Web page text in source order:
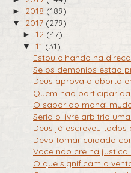
► 2018 (189)
▼ 2017 (279)
► 12 (47)
▼ 11 (31)
Estou olhando na
Se os demonios estao
Deus aprova o aborto
Quem nao participar
O sabor do mana'
Seria o livre arbitrio
Deus já escreveu todos
Devo tomar cuidado
Voce nao cre na
O que significam o